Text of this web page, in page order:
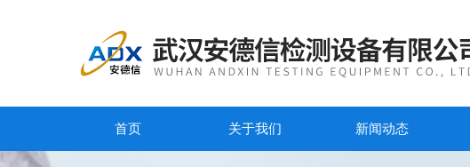
首页 关于我们 新闻动态